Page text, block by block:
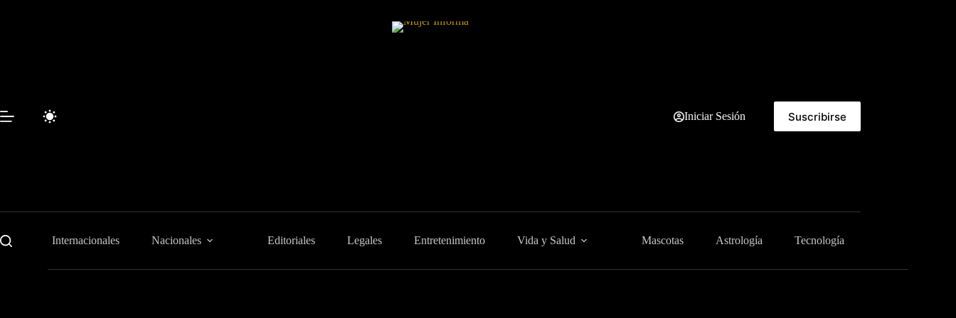
Iniciar Sesión Suscribirse
Internacionales Nacionales Editoriales Legales Entretenimiento Vida y Salud Mascotas Astrología Tecnología